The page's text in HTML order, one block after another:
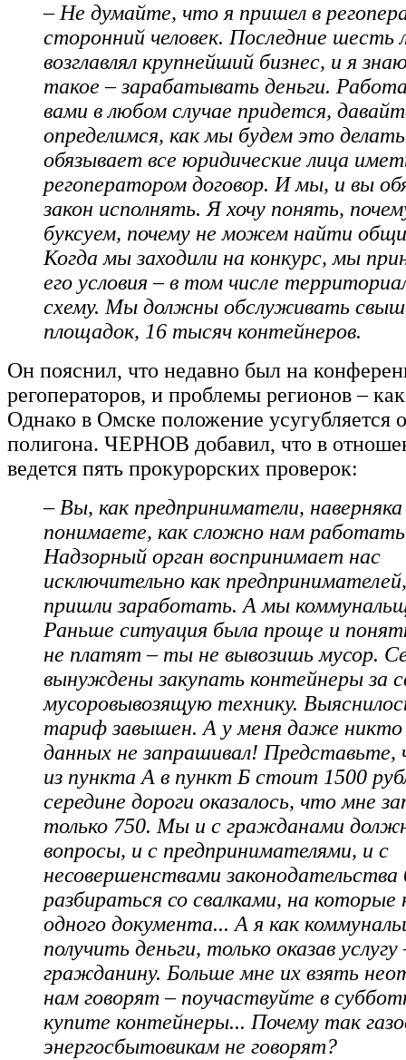
– Не думайте, что я пришел в
сторонний человек. Последние шесть
возглавлял крупнейший бизнес, и я
такое – зарабатывать деньги.
вами в любом случае придется,
определимся, как мы будем это
обязывает все юридические лица
регоператором договор. И мы, и вы
закон исполнять. Я хочу понять,
буксуем, почему не можем найти
Когда мы заходили на конкурс, мы
его условия – в том числе
схему. Мы должны обслуживать
площадок, 16 тысяч контейнеров.
Он пояснил, что недавно был на
регоператоров, и проблемы регионов –
Однако в Омске положение усугубляется
полигона. ЧЕРНОВ добавил, что в
ведется пять прокурорских проверок:
– Вы, как предприниматели, наверняка
понимаете, как сложно нам
Надзорный орган воспринимает нас
исключительно как
пришли заработать. А мы
Раньше ситуация была проще и
не платят – ты не вывозишь мусор.
вынуждены закупать контейнеры за
мусоровывозящую технику.
тариф завышен. А у меня даже никто
данных не запрашивал! Представьте,
из пункта А в пункт Б стоит 1500
середине дороги оказалось, что мне
только 750. Мы и с гражданами
вопросы, и с предпринимателями, и с
несовершенствами законодательства
разбираться со свалками, на которые
одного документа... А я как
получить деньги, только оказав
гражданину. Больше мне их взять
нам говорят – поучаствуйте в
купите контейнеры... Почему так
энергосбытовикам не говорят?